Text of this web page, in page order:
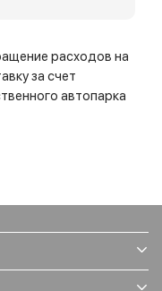
расходов на
за счет
автопарка